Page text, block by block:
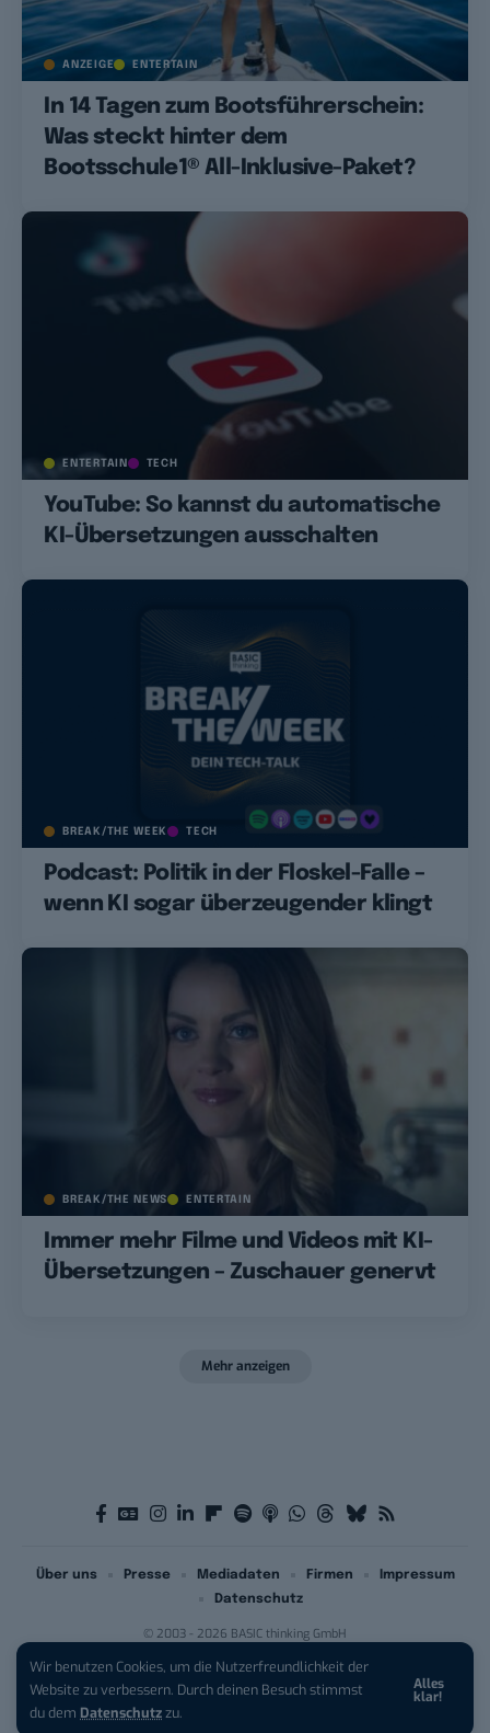
Wir benutzen Cookies, um die Nutzerfreundlichkeit der
Website zu verbessern. Durch deinen Besuch stimmst
du dem Datenschutzzu.
Alles
klar!
ANZEIGE ENTERTAIN
In 14 Tagen zum Bootsführerschein:
Was steckt hinter dem
Bootsschule1® All-Inklusive-Paket?
ENTERTAIN TECH
YouTube: So kannst du automatische
KI-Übersetzungen ausschalten
BREAK/THE WEEK TECH
Podcast: Politik in der Floskel-Falle –
wenn KI sogar überzeugender klingt
BREAK/THE NEWS ENTERTAIN
Immer mehr Filme und Videos mit KI-
Übersetzungen – Zuschauer genervt
Mehr anzeigen
© 2003 - 2026 BASIC thinking GmbH
Über uns Presse Mediadaten Firmen
Impressum
Datenschutz
iPhone 17 Pro sichern:Für 1 € +
200 € Hardware-Bonus!